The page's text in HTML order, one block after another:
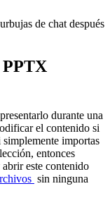
de chat después
durante una
el contenido si
importas
entonces
este contenido
sin ninguna